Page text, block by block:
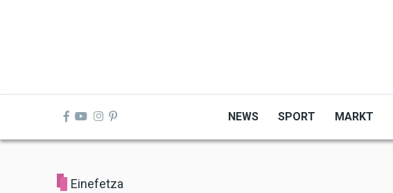
NEWS SPORT MARKT
Einefetza